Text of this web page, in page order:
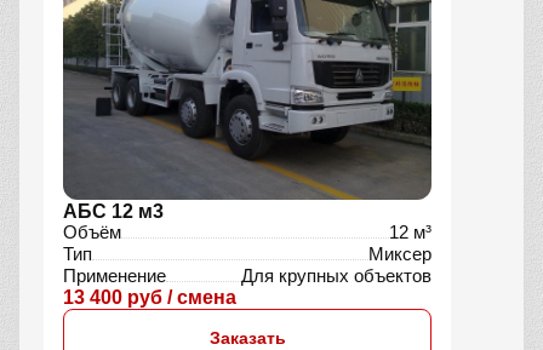
АБС 12 м3
Объём
12 м³
Тип
Миксер
Применение
Для крупных объектов
13 400 руб / смена
Заказать